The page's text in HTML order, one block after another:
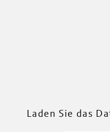
Mehr über
Laden Sie das